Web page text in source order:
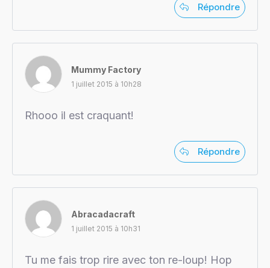
Répondre
Mummy Factory
1 juillet 2015 à 10h28
Rhooo il est craquant!
Répondre
Abracadacraft
1 juillet 2015 à 10h31
Tu me fais trop rire avec ton re-loup! Hop